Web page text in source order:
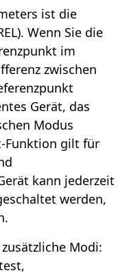
ist die
Wenn Sie die
im
zwischen
Gerät, das
Modus
Funktion gilt für
kann jederzeit
werden,
Modi: